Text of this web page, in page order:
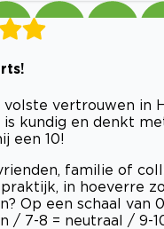
vertrouwen in
is kundig en denkt
een 10!
familie of
in hoeverre
Op een schaal van
/ 7-8 = neutraal / 9-